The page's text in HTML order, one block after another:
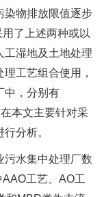
染物排放限值逐步
了上述两种或以
工湿地及土地处理
工艺组合使用，
中，分别有
本文主要针对采
分析。
水集中处理厂数
工艺、AO工